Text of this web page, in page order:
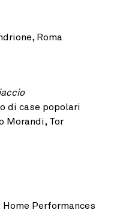
Roma
di case popolari
Morandi, Tor
Performances